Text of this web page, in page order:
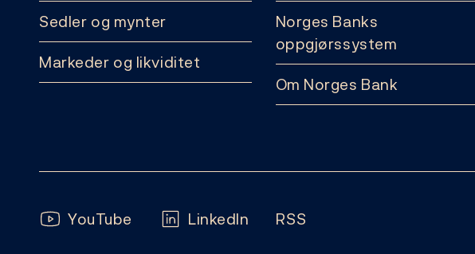
Sedler og mynter
Markeder og likviditet
Norges Banks
oppgjørssystem
Om Norges Bank
Følg oss:
YouTube LinkedIn RSS